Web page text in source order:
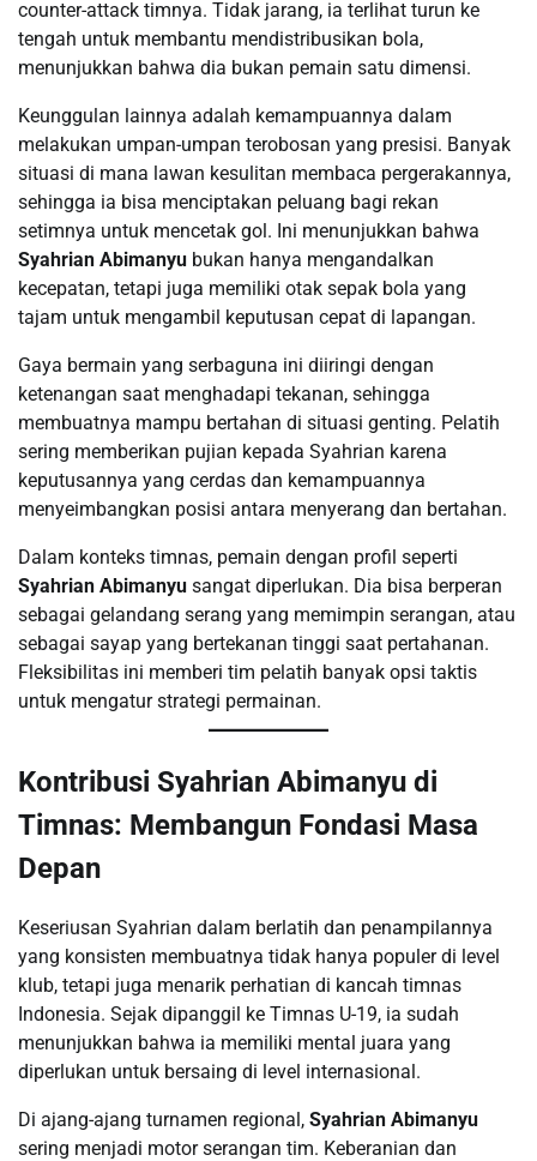
counter-attack timnya. Tidak jarang, ia terlihat turun ke
tengah untuk membantu mendistribusikan bola,
menunjukkan bahwa dia bukan pemain satu dimensi.
Keunggulan lainnya adalah kemampuannya dalam
melakukan umpan-umpan terobosan yang presisi. Banyak
situasi di mana lawan kesulitan membaca pergerakannya,
sehingga ia bisa menciptakan peluang bagi rekan
setimnya untuk mencetak gol. Ini menunjukkan bahwa
Syahrian Abimanyu bukan hanya mengandalkan
kecepatan, tetapi juga memiliki otak sepak bola yang
tajam untuk mengambil keputusan cepat di lapangan.
Gaya bermain yang serbaguna ini diiringi dengan
ketenangan saat menghadapi tekanan, sehingga
membuatnya mampu bertahan di situasi genting. Pelatih
sering memberikan pujian kepada Syahrian karena
keputusannya yang cerdas dan kemampuannya
menyeimbangkan posisi antara menyerang dan bertahan.
Dalam konteks timnas, pemain dengan profil seperti
Syahrian Abimanyu sangat diperlukan. Dia bisa berperan
sebagai gelandang serang yang memimpin serangan, atau
sebagai sayap yang bertekanan tinggi saat pertahanan.
Fleksibilitas ini memberi tim pelatih banyak opsi taktis
untuk mengatur strategi permainan.
Kontribusi Syahrian Abimanyu di
Timnas: Membangun Fondasi Masa
Depan
Keseriusan Syahrian dalam berlatih dan penampilannya
yang konsisten membuatnya tidak hanya populer di level
klub, tetapi juga menarik perhatian di kancah timnas
Indonesia. Sejak dipanggil ke Timnas U-19, ia sudah
menunjukkan bahwa ia memiliki mental juara yang
diperlukan untuk bersaing di level internasional.
Di ajang-ajang turnamen regional, Syahrian Abimanyu
sering menjadi motor serangan tim. Keberanian dan